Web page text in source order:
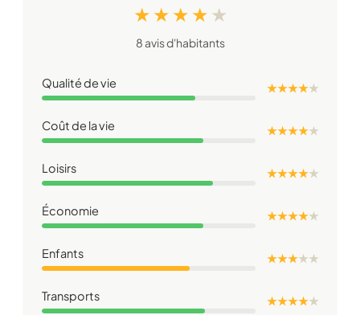
★ ★ ★ ★ ★
8 avis d'habitants
Qualité de vie ★ ★ ★ ★★
Coût de la vie ★ ★ ★ ★★
Loisirs ★ ★ ★ ★★
Économie ★ ★ ★ ★★
Enfants ★ ★ ★★★
Transports ★ ★ ★ ★★